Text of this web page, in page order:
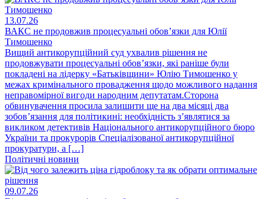
13.07.26
ВАКС не продовжив процесуальні обов’язки для Юлії
Тимошенко
Вищий антикорупційний суд ухвалив рішення не
продовжувати процесуальні обов’язки, які раніше були
покладені на лідерку «Батьківщини» Юлію Тимошенко у
межах кримінального провадження щодо можливого надання
неправомірної вигоди народним депутатам.Сторона
обвинувачення просила залишити ще на два місяці два
зобов’язання для політикині: необхідність з’являтися за
викликом детективів Національного антикорупційного бюро
України та прокурорів Спеціалізованої антикорупційної
прокуратури, а […]
Політичні новини
09.07.26